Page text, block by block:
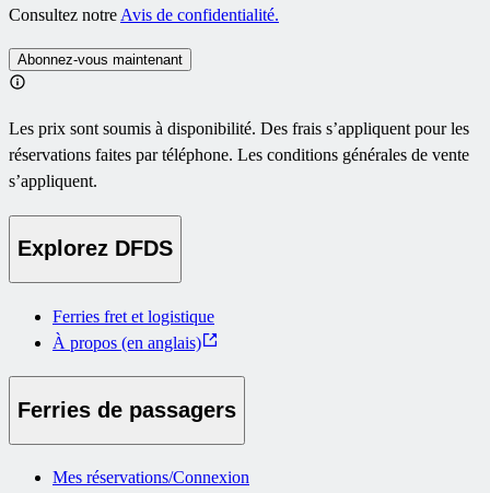
Consultez notre Avis de confidentialité.
Abonnez-vous maintenant
Les prix sont soumis à disponibilité. Des frais s’appliquent pour les
réservations faites par téléphone. Les conditions générales de vente
s’appliquent.
Explorez DFDS
Ferries fret et logistique
À propos (en anglais)
Ferries de passagers
Mes réservations/Connexion